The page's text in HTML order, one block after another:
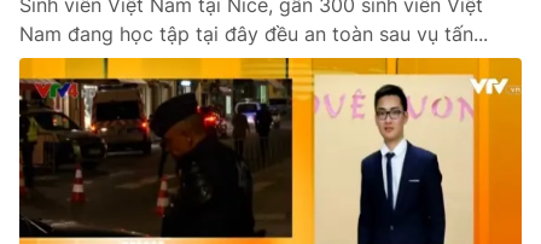
Photo Infographic
Video Shorts video
VTV Money VTV Thể thao
VTV Sức khoẻ Bất động sản
Sinh viên Việt Nam tại Nice, gần 300 sinh viên Việt
Nam đang học tập tại đây đều an toàn sau vụ tấn...